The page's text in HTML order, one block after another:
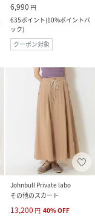
6,990 円
635ポイント(10%ポイントバ
ック)
クーポン対象
Johnbull Private labo
その他のスカート
13,200 円 40%OFF